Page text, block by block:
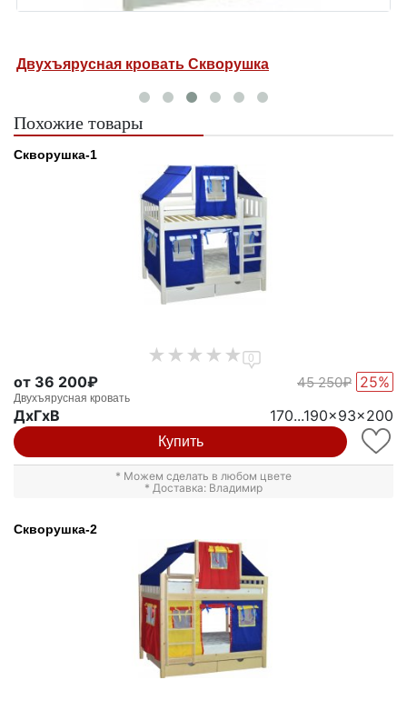
Двухъярусная кровать Скворушка
Похожие товары
Скворушка-1
0
от 36 200₽ 45 250₽ 25%
Двухъярусная кровать
ДxГxВ 170...190x93x200
Купить
* Можем сделать в любом цвете
* Доставка: Владимир
Скворушка-2